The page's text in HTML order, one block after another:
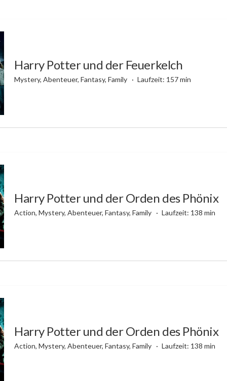
Harry Potter und der Feuerkelch
Mystery, Abenteuer, Fantasy, Family Laufzeit: 157 min
Harry Potter und der Orden des Phönix
Action, Mystery, Abenteuer, Fantasy, Family Laufzeit: 138 min
Harry Potter und der Orden des Phönix
Action, Mystery, Abenteuer, Fantasy, Family Laufzeit: 138 min